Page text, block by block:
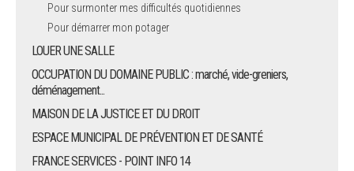
Pour surmonter mes difficultés quotidiennes
Pour démarrer mon potager
LOUER UNE SALLE
OCCUPATION DU DOMAINE PUBLIC : marché, vide-greniers,
déménagement...
MAISON DE LA JUSTICE ET DU DROIT
ESPACE MUNICIPAL DE PRÉVENTION ET DE SANTÉ
FRANCE SERVICES - POINT INFO 14